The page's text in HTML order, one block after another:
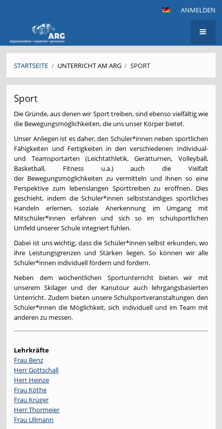
ANMELDEN
STARTSEITE / UNTERRICHT AM ARG / SPORT
Sport
Sport
Die Gründe, aus denen wir Sport treiben, sind ebenso vielfältig wie
die Bewegungsmöglichkeiten, die uns unser Körper bietet.
Unser Anliegen ist es daher, den Schüler*innen neben sportlichen
Fähigkeiten und Fertigkeiten in den verschiedenen Individual-
und Teamsportarten (Leichtathletik, Gerätturnen, Volleyball,
Basketball, Fitness u.a.) auch die Vielfalt
der Bewegungsmöglichkeiten zu vermitteln und ihnen so eine
Perspektive zum lebenslangen Sporttreiben zu eröffnen. Dies
geschieht, indem die Schüler*innen selbstständiges sportliches
Handeln erlernen, soziale Anerkennung im Umgang mit
Mitschüler*innen erfahren und sich so im schulsportlichen
Umfeld unserer Schule integriert fühlen.
Dabei ist uns wichtig, dass die Schüler*innen selbst erkunden, wo
ihre Leistungsgrenzen und Stärken liegen. So können wir alle
Schüler*innen individuell fördern und fordern.
Neben dem wöchentlichen Sportunterricht bieten wir mit
unserem Skilager und der Kanutour auch lehrgangsbasierten
Unterricht. Zudem bieten unsere Schulsportveranstaltungen den
Schüler*innen die Möglichkeit, sich individuell und im Team mit
anderen zu messen.
Lehrkräfte
Frau Benz
Herr Gottschall
Herr Heinze
Frau Köthe
Frau Krüger
Herr Thormeier
Frau Ullmann